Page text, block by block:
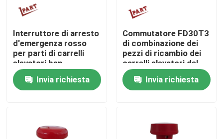
Casa
Prodotti
Video
Giro della fabbrica
Interruttore di arresto
d'emergenza rosso
per parti di carrelli
elevatori ben
funzionanti
Invia richiesta
Commutatore FD30T3
di combinazione dei
pezzi di ricambio dei
carrelli elevatori del
camion
Invia richiesta